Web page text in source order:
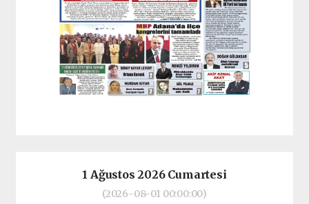
1 Ağustos 2026 Cumartesi
(2026-08-01 00:00:00)